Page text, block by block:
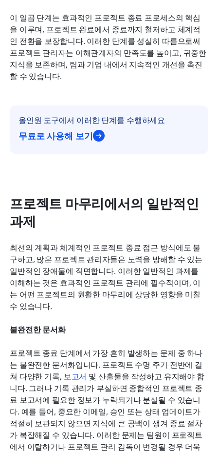
이 일곱 단계는 효과적인 프로젝트 종료 프로세스의 핵심
을 이루며, 프로젝트 완료에서 종료까지 철저하고 체계적
인 전환을 보장합니다. 이러한 단계를 성실히 따름으로써
프로젝트 관리자는 이해관계자의 만족도를 높이고, 귀중한
지식을 보존하며, 팀과 기업 내에서 지속적인 개선을 촉진
할 수 있습니다.
올인원 도구에서 이러한 단계를 수행하세요
무료로 사용해 보기
프로젝트 마무리에서의 일반적인
과제
최선의 계획과 체계적인 프로젝트 종료 접근 방식에도 불
구하고, 많은 프로젝트 관리자들은 노력을 방해할 수 있는
일반적인 장애물에 직면합니다. 이러한 일반적인 과제를
이해하는 것은 효과적인 프로젝트 관리에 필수적이며, 이
는 어떤 프로젝트의 원활한 마무리에 상당한 영향을 미칠
수 있습니다.
불완전한 문서화
프로젝트 종료 단계에서 가장 흔히 발생하는 문제 중 하나
는 불완전한 문서화입니다. 프로젝트 수명 주기 전반에 걸
쳐 다양한 기록, 보고서 및 산출물을 작성하고 유지해야 합
니다. 그러나 기록 관리가 부실하면 종합적인 프로젝트 종
료 보고서에 필요한 정보가 누락되거나 분실될 수 있습니
다. 예를 들어, 중요한 이메일, 승인 또는 상태 업데이트가
적절히 보관되지 않으면 지식에 큰 공백이 생겨 종료 절차
가 복잡해질 수 있습니다. 이러한 문제는 팀원이 프로젝트
에서 이탈하거나 프로젝트 관리 감독이 변경될 경우 더욱